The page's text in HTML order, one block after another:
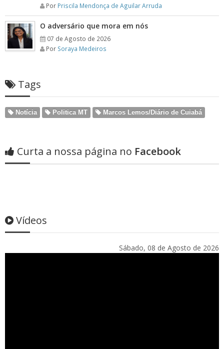
Por Priscila Mendonça de Aguilar Arruda
O adversário que mora em nós
07 de Agosto de 2026
Por Soraya Medeiros
Tags
Notícia Politica MT Marcos Lemos/Diário de Cuiabá
Curta a nossa página no Facebook
Vídeos
Sábado, 08 de Agosto de 2026